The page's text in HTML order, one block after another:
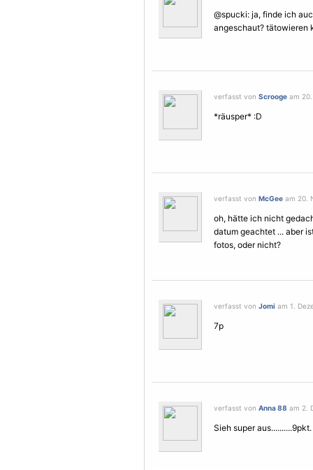
@spucki: ja, finde ich
angeschaut? tätowieren
verfasst von Scrooge am
*räusper* :D
verfasst von McGee am 20.
oh, hätte ich nicht
datum geachtet ... aber
fotos, oder nicht?
verfasst von Jomi am 1.
7p
verfasst von Anna 88 am 2.
Sieh super aus..........9pkt.